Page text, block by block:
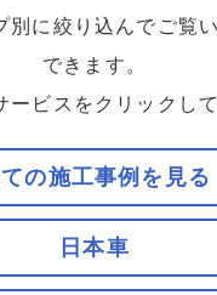
別に絞り込んでご覧
できます。
ービスをクリックし
の施工事例を見る
日本車